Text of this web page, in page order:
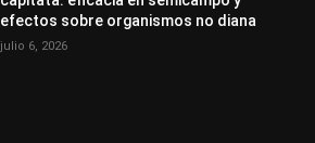
efectos sobre organismos no diana
julio 6, 2026